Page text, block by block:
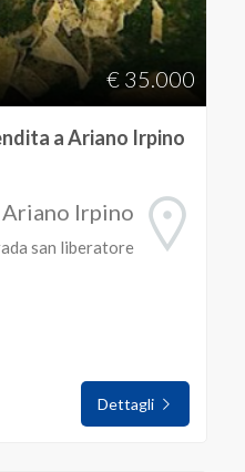
€ 35.000
a Ariano Irpino
Ariano Irpino
san liberatore
Dettagli